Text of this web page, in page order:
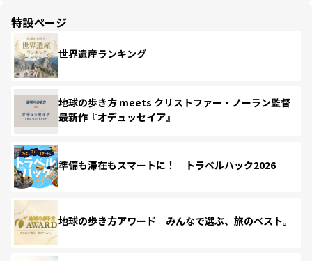
特設ページ
世界遺産ランキング
地球の歩き方 meets クリストファー・ノーラン監督
最新作『オデュッセイア』
準備も滞在もスマートに！ トラベルハック2026
地球の歩き方アワード みんなで選ぶ、旅のベスト。